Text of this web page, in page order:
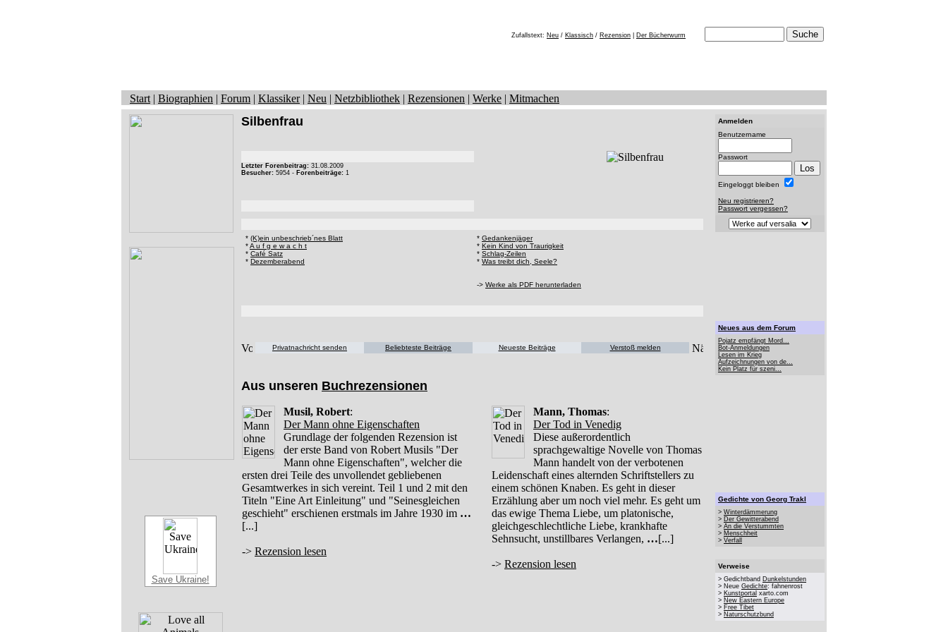
Zufallstext: Neu / Klassisch / Rezension Der Bücherwurm
Start | Biographien | Forum | Klassiker| Neu | Netzbibliothek | Rezensionen | Werke | Mitmachen
Save Ukraine!
Silbenfrau
Letzter Forenbeitrag: 31.08.2009
Besucher: 5954 - Forenbeiträge: 1
* (K)ein unbeschrieb´nes Blatt
*A u f g e w a c h t
* Café Satz
* Dezemberabend
* Gedankenjäger
* Kein Kind von Traurigkeit
* Schlag-Zeilen
* Was treibt dich, Seele?
-> Werke als PDF herunterladen
Privatnachricht senden Beliebteste Beiträge Neueste Beiträge Verstoß melden
Aus unseren Buchrezensionen
Musil, Robert:
Der Mann ohne Eigenschaften
Grundlage der folgenden Rezension ist
der erste Band von Robert Musils "Der
Mann ohne Eigenschaften", welcher die
ersten drei Teile des unvollendet gebliebenen
Gesamtwerkes in sich vereint. Teil 1 und 2 mit den
Titeln "Eine Art Einleitung" und "Seinesgleichen
geschieht" erschienen erstmals im Jahre 1930 im …
[...]
-> Rezension lesen
Mann, Thomas:
Der Tod in Venedig
Diese außerordentlich
sprachgewaltige Novelle von Thomas
Mann handelt von der verbotenen
Leidenschaft eines alternden Schriftstellers zu
einem schönen Knaben. Es geht in dieser
Erzählung aber um noch viel mehr. Es geht um
das ewige Thema Liebe, um platonische,
gleichgeschlechtliche Liebe, krankhafte
Sehnsucht, unstillbares Verlangen, …[...]
-> Rezension lesen
Anmelden
Benutzername
Passwort
Eingeloggt bleiben
Neu registrieren?
Passwort vergessen?
Neues aus dem Forum
Pojatz empfängt Mord...
Bot-Anmeldungen
Lesen im Krieg
Aufzeichnungen von de...
Kein Platz für szeni...
Gedichte von Georg Trakl
> Winterdämmerung
> Der Gewitterabend
> An die Verstummten
> Menschheit
> Verfall
Verweise
> Gedichtband Dunkelstunden
> Neue Gedichte: fahnenrost
> Kunstportal xarto.com
> New Eastern Europe
> Free Tibet
> Naturschutzbund